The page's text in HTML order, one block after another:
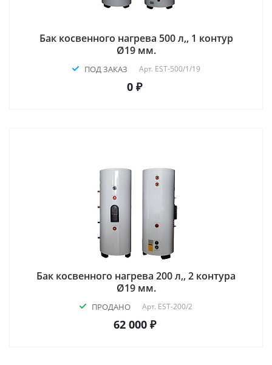
Бак косвенного нагрева 500 л,, 1 контур
Ø19 мм.
ПОД ЗАКАЗ Арт. EST-500/1/19
0 ₽
Бак косвенного нагрева 200 л,, 2 контура
Ø19 мм.
ПРОДАНО Арт. EST-200/2
62 000 ₽